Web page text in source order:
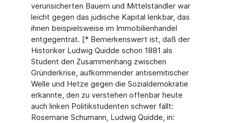
verunsicherten Bauern und Mittelständler war
leicht gegen das jüdische Kapital lenkbar, das
ihnen beispielsweise im Immobilienhandel
entgegentrat. [* Bemerkenswert ist, daß der
Historiker Ludwig Quidde schon 1881 als
Student den Zusammenhang zwischen
Gründerkrise, aufkommender antisemitischer
Welle und Hetze gegen die Sozialdemokratie
erkannte, den zu verstehen offenbar heute
auch linken Politikstudenten schwer fällt:
Rosemarie Schumann, Ludwig Quidde, in: